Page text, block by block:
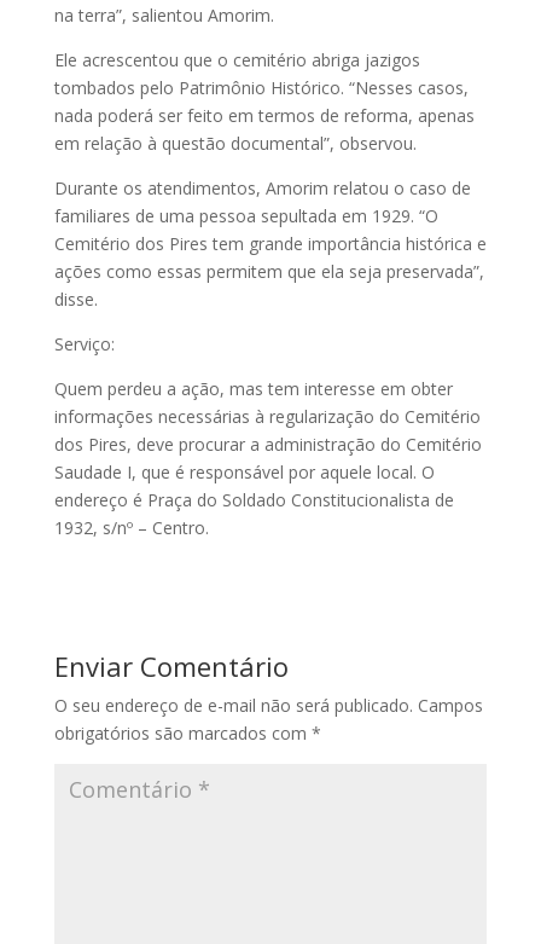
na terra”, salientou Amorim.
Ele acrescentou que o cemitério abriga jazigos
tombados pelo Patrimônio Histórico. “Nesses casos,
nada poderá ser feito em termos de reforma, apenas
em relação à questão documental”, observou.
Durante os atendimentos, Amorim relatou o caso de
familiares de uma pessoa sepultada em 1929. “O
Cemitério dos Pires tem grande importância histórica e
ações como essas permitem que ela seja preservada”,
disse.
Serviço:
Quem perdeu a ação, mas tem interesse em obter
informações necessárias à regularização do Cemitério
dos Pires, deve procurar a administração do Cemitério
Saudade I, que é responsável por aquele local. O
endereço é Praça do Soldado Constitucionalista de
1932, s/nº – Centro.
Enviar Comentário
O seu endereço de e-mail não será publicado. Campos
obrigatórios são marcados com *